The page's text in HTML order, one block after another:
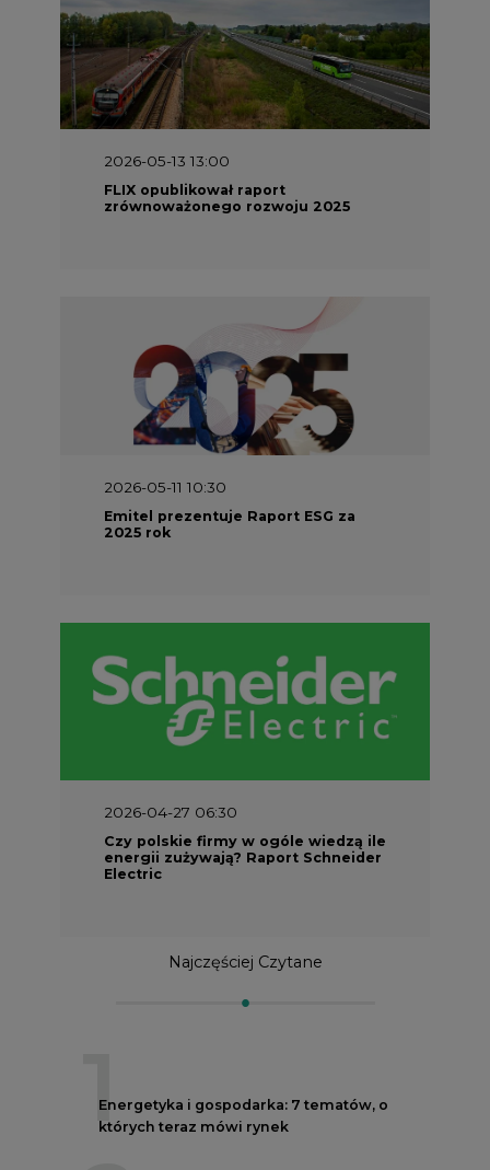
2026-05-13 13:00
FLIX opublikował raport
zrównoważonego rozwoju 2025
2026-05-11 10:30
Emitel prezentuje Raport ESG za
2025 rok
2026-04-27 06:30
Electric
2
PGE szuka pracowników, zobacz nowe